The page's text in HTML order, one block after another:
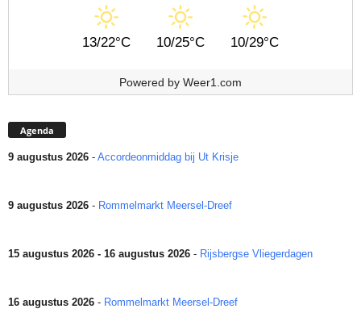
13/22°C 10/25°C 10/29°C
Powered by Weer1.com
Agenda
9 augustus 2026 - Accordeonmiddag bij Ut Krisje
9 augustus 2026 - Rommelmarkt Meersel-Dreef
15 augustus 2026 - 16 augustus 2026 - Rijsbergse Vliegerdagen
16 augustus 2026 - Rommelmarkt Meersel-Dreef